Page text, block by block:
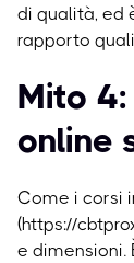
di qualità, ed
rapporto
Mito
online
Come i corsi
(https://
e dimensioni.